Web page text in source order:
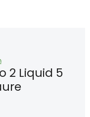
von 5 Sternen
2 Liquid 5